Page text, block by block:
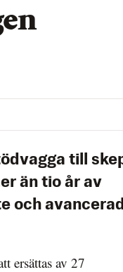
till
än tio år av
och
ersättas av 27